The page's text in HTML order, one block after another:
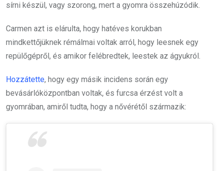
sírni készül, vagy szorong, mert a gyomra összehúzódik.
Carmen azt is elárulta, hogy hatéves korukban
mindkettőjüknek rémálmai voltak arról, hogy leesnek egy
repülőgépről, és amikor felébredtek, leestek az ágyukról.
Hozzátette, hogy egy másik incidens során egy
bevásárlóközpontban voltak, és furcsa érzést volt a
gyomrában, amiről tudta, hogy a nővérétől származik: